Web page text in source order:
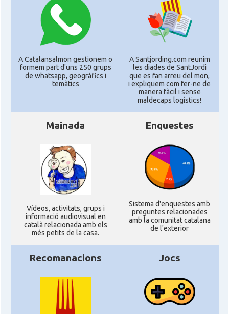
A Catalansalmon gestionem o
formem part d'uns 250 grups
de whatsapp, geogràfics i
temàtics
A Santjording.com reunim
les diades de SantJordi
que es fan arreu del mon,
i expliquem com fer-ne de
manera fàcil i sense
maldecaps logí­stics!
Mainada
Ví­deos, activitats, grups i
informació audiovisual en
català relacionada amb els
més petits de la casa.
Enquestes
Sistema d'enquestes amb
preguntes relacionades
amb la comunitat catalana
de l'exterior
Recomanacions Jocs